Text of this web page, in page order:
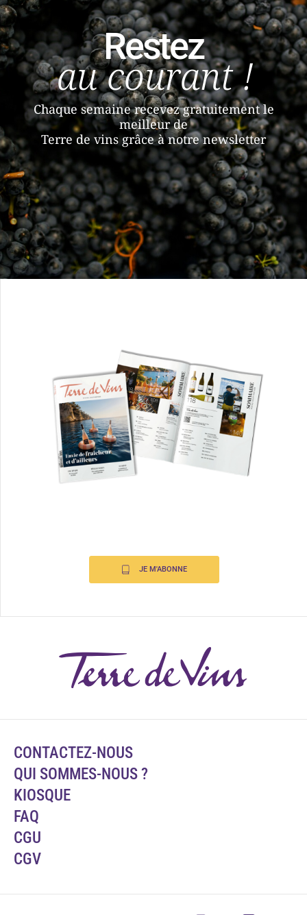
Restez
au courant !
Chaque semaine recevez gratuitement le
meilleur de
Terre de vins grâce à notre newsletter
JE M'ABONNE
CONTACTEZ-NOUS
QUI SOMMES-NOUS ?
KIOSQUE
FAQ
CGU
CGV